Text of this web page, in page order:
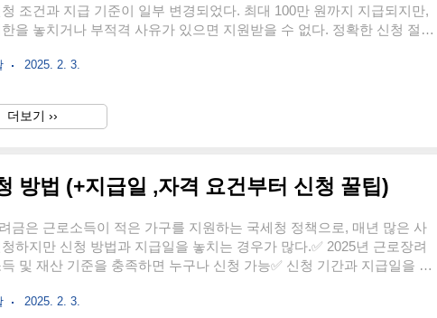
조건과 지급 기준이 일부 변경되었다. 최대 100만 원까지 지급되지만,
을 놓치거나 부적격 사유가 있으면 지원받을 수 없다. 정확한 신청 절차
자녀장려금 신청 대상과 자격 요건자녀장려금 신청을 위해서는 소득,
이, 외벌이 가구 포함해 소득이 7,000만 원을 넘으면 신청 불가근로소득,
, 기타 소득 모두 포함하여 심사재산 기준 – 가구원 합산 재산 2억 4천만
2025. 2. 3.
더보기 ››
방법 (+지급일 ,자격 요건부터 신청 꿀팁)
금은 근로소득이 적은 가구를 지원하는 국세청 정책으로, 매년 많은 사
하지만 신청 방법과 지급일을 놓치는 경우가 많다.✅ 2025년 근로장려
및 재산 기준을 충족하면 누구나 신청 가능✅ 신청 기간과 지급일을 잘
📌 이 글을 읽으면 2025년 근로장려금의 신청 방법, 지급일, 자격 요건,
2025. 2. 3.